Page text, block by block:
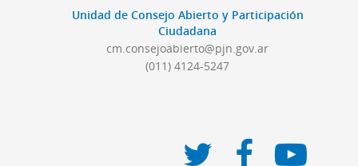
Unidad de Consejo Abierto y Participación
Ciudadana
cm.consejoabierto@pjn.gov.ar
(011) 4124-5247